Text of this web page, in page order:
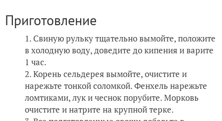
Приготовление
Свиную рульку тщательно вымойте, положите
в холодную воду, доведите до кипения и варите
1 час.
Корень сельдерея вымойте, очистите и
нарежьте тонкой соломкой. Фенхель нарежьте
ломтиками, лук и чеснок порубите. Морковь
очистите и натрите на крупной терке.